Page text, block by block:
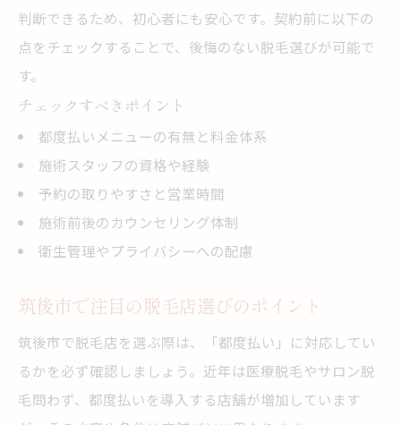
判断できるため、初心者にも安心です。契約前に以下の
点をチェックすることで、後悔のない脱毛選びが可能で
す。
チェックすべきポイント
都度払いメニューの有無と料金体系
施術スタッフの資格や経験
予約の取りやすさと営業時間
施術前後のカウンセリング体制
衛生管理やプライバシーへの配慮
筑後市で注目の脱毛店選びのポイント
筑後市で脱毛店を選ぶ際は、「都度払い」に対応してい
るかを必ず確認しましょう。近年は医療脱毛やサロン脱
毛問わず、都度払いを導入する店舗が増加しています